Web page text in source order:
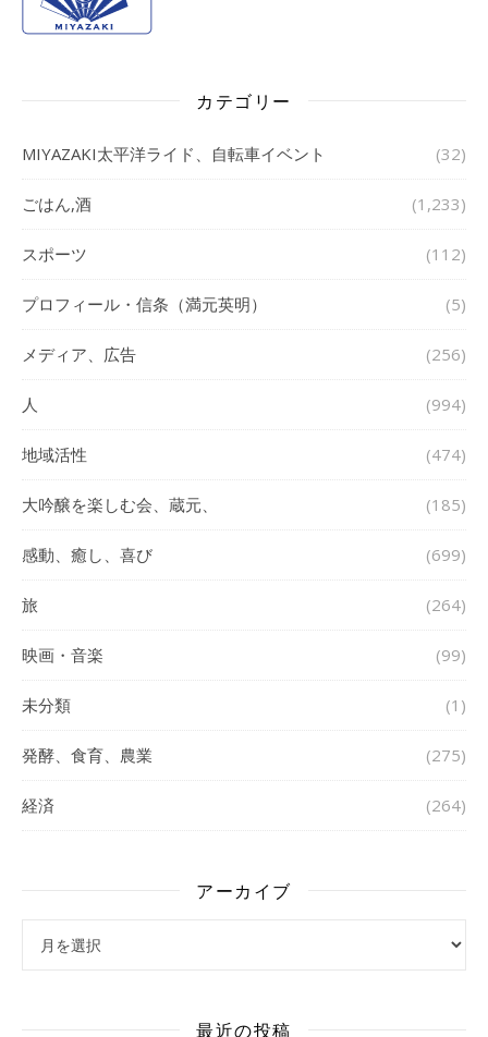
カテゴリー
MIYAZAKI太平洋ライド、自転車イベント (32)
ごはん,酒 (1,233)
スポーツ (112)
プロフィール・信条（満元英明） (5)
メディア、広告 (256)
人 (994)
地域活性 (474)
大吟醸を楽しむ会、蔵元、 (185)
感動、癒し、喜び (699)
旅 (264)
映画・音楽 (99)
未分類 (1)
発酵、食育、農業 (275)
経済 (264)
アーカイブ
最近の投稿